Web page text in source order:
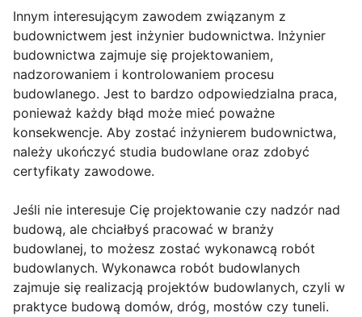
Innym interesującym zawodem związanym z
budownictwem jest inżynier budownictwa. Inżynier
budownictwa zajmuje się projektowaniem,
nadzorowaniem i kontrolowaniem procesu
budowlanego. Jest to bardzo odpowiedzialna praca,
ponieważ każdy błąd może mieć poważne
konsekwencje. Aby zostać inżynierem budownictwa,
należy ukończyć studia budowlane oraz zdobyć
certyfikaty zawodowe.
Jeśli nie interesuje Cię projektowanie czy nadzór nad
budową, ale chciałbyś pracować w branży
budowlanej, to możesz zostać wykonawcą robót
budowlanych. Wykonawca robót budowlanych
zajmuje się realizacją projektów budowlanych, czyli w
praktyce budową domów, dróg, mostów czy tuneli.